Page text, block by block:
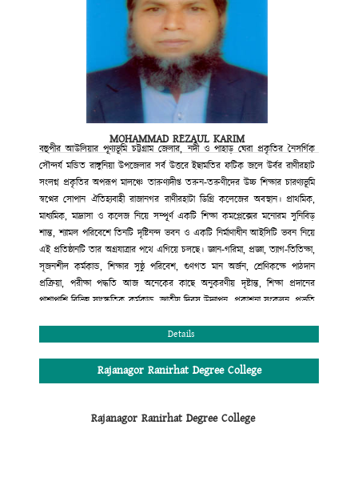
অবিচল। ডিগ্রি লাভের সুযোগ করে দেয়া নয় শুধু, শিক্ষার্থীদের শারীরিক ও মানসিক
স্বাস্থ্য পরিচর্যার এক উৎকৃষ্ট কেন্দ্র রাজানগর রানীরহাট ডিগ্রি কলেজ সব সময় নতুন
সূর্যের দিকে অগ্রসরমাণ থাকবে এই আমার বিশ্বাস।
কে. আর. এম পেয়ারউদ্দিন মাহমুদ চৌধুরী
কলেজ গভনিং বডি
রাজানগর রানিরহাট ডিগ্রি কলেজ
রাঙ্গুনিয়া, চট্টগ্রাম।
MOHAMMAD REZAUL KARIM
বহুপীর আউলিয়ার পূণ্যভূমি চট্টগ্রাম জেলার, নদী ও পাহাড় ঘেরা প্রকৃতির নৈসর্গিক
সৌন্দর্য মন্ডিত রাঙ্গুনিয়া উপজেলার সর্ব উত্তরে ইছামতির ফটিক জলে উর্বর রাণীরহাট
সংলগ্ন প্রকৃতির অপরূপ মালঞ্চে তারুণ্যদীপ্ত তরুন-তরুণীদের উচ্চ শিক্ষার চারণ্যভূমি
স্বপ্নের সোপান ঐতিহ্যবাহী রাজানগর রাণীরহাটা ডিগ্রি কলেজের অবস্থান। প্রাথমিক,
মাধ্যমিক, মাদ্রাসা ও কলেজ নিয়ে সম্পূর্ণ একটি শিক্ষা কমপ্লেক্সের মনোরম সুনিবিড়
শান্ত, শ্যামল পরিবেশে তিনটি দৃষ্টিনন্দ ভবন ও একটি নির্মাণাধীন আইসিটি ভবন নিয়ে
এই প্রতিষ্ঠানটি তার অগ্রযাত্রার পথে এগিয়ে চলছে। জ্ঞান-গরিমা, প্রজ্ঞা, ত্যাগ-তিতিক্ষা,
সৃজনশীল কর্মকান্ড, শিক্ষার সুষ্ঠু পরিবেশ, গুণগত মান অর্জন, শ্রেণিকক্ষে পাঠদান
প্রক্রিয়া, পরীক্ষা পদ্ধতি আজ অনেকের কাছে অনুকরণীয় দৃষ্টান্ত, শিক্ষা প্রদানের
পাশাপাশি বিভিন্ন সাংস্কৃতিক কর্মকান্ড, জাতীয় দিবস উদ্যাপন, প্রকাশনা সংকলন, প্রভৃতি
সাংস্কৃতির চর্চায় এ প্রতিষ্ঠান অগ্রণী ভূমিকা পালন করছে। শিক্ষা প্রদানের ক্ষেত্রে সম্পূর্ণ
শিক্ষাকার্যক্রম সন্নিবেশিত অ্যাকাডেমিক ক্যালেন্ডার, ধুমপান রাজনীতিমুক্ত পরিবেশ
অত্যন্ত যত্মসহকারে দক্ষ, অভিজ্ঞ শিক্ষকমন্ডলী দ্বারা পাঠদান। এরই ফলশ্রুতি বরাবর এ
ক্ষেত্রে দ্বিতীয় স্থান অধিকার করে আসছে। এছাড়া কলেজের অভ্যন্তরীণ আইন-শৃঙ্খলা
Details
Rajanagor Ranirhat Degree College
Rajanagor Ranirhat Degree College